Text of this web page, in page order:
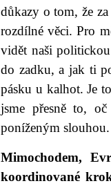
důkazy o tom, že
rozdílné věci. Pro
vidět naši
do zadku, a jak ti
pásku u kalhot. Je
jsme přesně to,
poníženým
Mimochodem,
koordinované